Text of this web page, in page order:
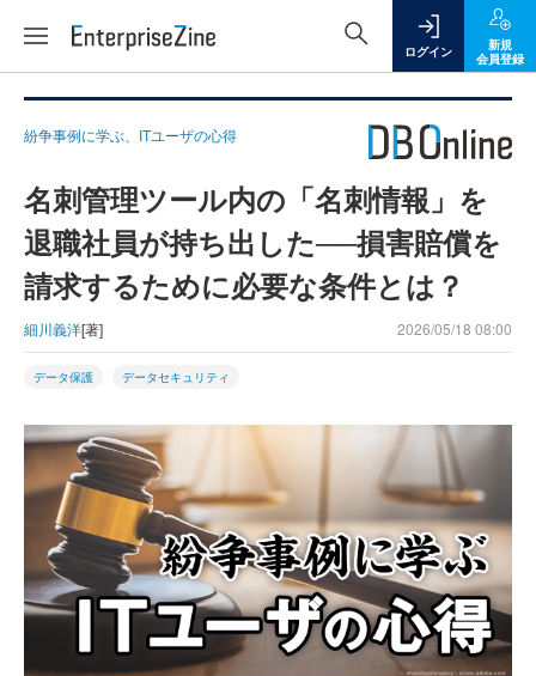
ログイン
新規
会員登録
紛争事例に学ぶ、ITユーザの心得
名刺管理ツール内の「名刺情報」を
退職社員が持ち出した──損害賠償を
請求するために必要な条件とは？
細川義洋[著] 2026/05/18 08:00
データ保護 データセキュリティ